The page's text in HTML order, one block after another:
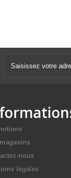
nous
légales